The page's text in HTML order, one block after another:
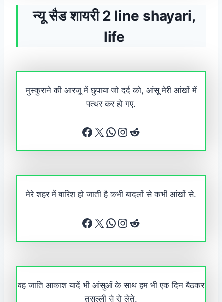
न्यू सैड शायरी 2 line shayari,
life
मुस्कुराने की आरजू में छुपाया जो दर्द को, आंसू मेरी आंखों में
पत्थर कर हो गए.
Facebook X WhatsApp Instagram Reddit
मेरे शहर में बारिश हो जाती है कभी बादलों से कभी आंखों से.
Facebook X WhatsApp Instagram Reddit
वह जाति आकाश यादें भी आंसुओं के साथ हम भी एक दिन बैठकर
तसल्ली से रो लेते.